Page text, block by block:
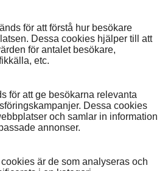
för att förstå hur besökare
Dessa cookies hjälper till att
för antalet besökare,
etc.
för att ge besökarna relevanta
Dessa cookies
och samlar in information
annonser.
är de som analyseras och